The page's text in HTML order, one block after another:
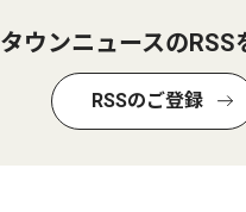
タウンニュースのRSS
RSSのご登録